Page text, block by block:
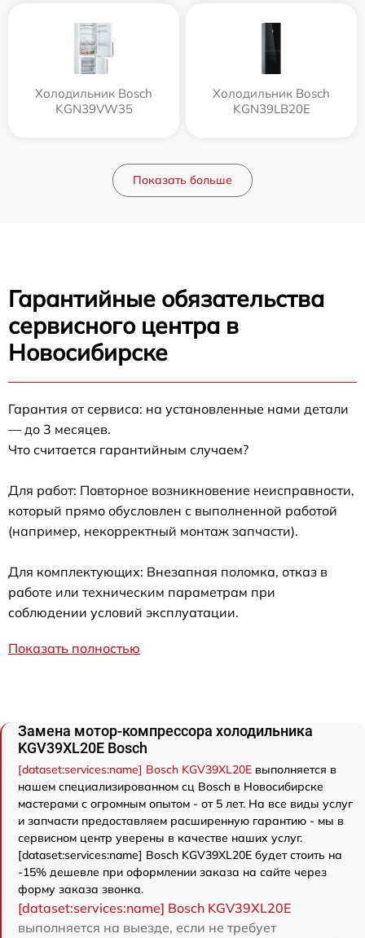
Холодильник Bosch
KGN39VW35
Холодильник Bosch
KGN39LB20E
Показать больше
Гарантийные обязательства
сервисного центра в
Новосибирске
Гарантия от сервиса: на установленные нами детали
— до 3 месяцев.
Что считается гарантийным случаем?
Для работ: Повторное возникновение неисправности,
который прямо обусловлен с выполненной работой
(например, некорректный монтаж запчасти).
Для комплектующих: Внезапная поломка, отказ в
работе или техническим параметрам при
соблюдении условий эксплуатации.
Показать полностью
Замена мотор-компрессора холодильника
KGV39XL20E Bosch
[dataset:services:name] Bosch KGV39XL20E выполняется в
нашем специализированном сц Bosch в Новосибирске
мастерами с огромным опытом - от 5 лет. На все виды услуг
и запчасти предоставляем расширенную гарантию - мы в
сервисном центр уверены в качестве наших услуг.
[dataset:services:name] Bosch KGV39XL20E будет стоить на
-15% дешевле при оформлении заказа на сайте через
форму заказа звонка.
[dataset:services:name] Bosch KGV39XL20E
выполняется на выезде, если не требует